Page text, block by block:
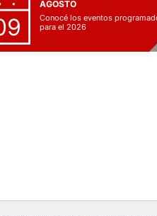
AGOSTO
Conocé los eventos
para el 2026